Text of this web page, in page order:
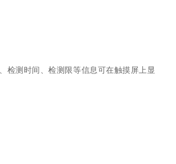
检测时间、检测限等信息可在触摸屏上显